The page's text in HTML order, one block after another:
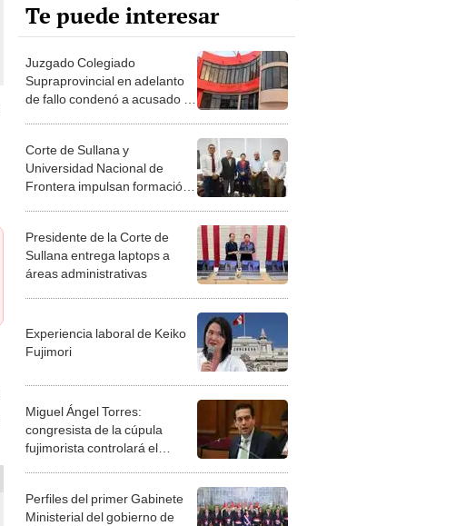
Te puede interesar
Juzgado Colegiado
Supraprovincial en adelanto
de fallo condenó a acusado a
en agravio de un niños de 10
años
Corte de Sullana y
Universidad Nacional de
Frontera impulsan formación
Presidente de la Corte de
Sullana entrega laptops a
áreas administrativas
Experiencia laboral de Keiko
Fujimori
Miguel Ángel Torres:
congresista de la cúpula
fujimorista controlará el
Perfiles del primer Gabinete
Ministerial del gobierno de